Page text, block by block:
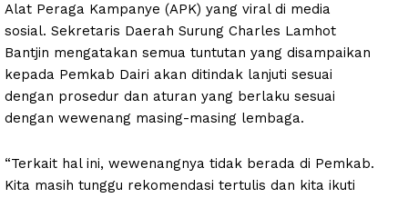
Alat Peraga Kampanye (APK) yang viral di media
sosial. Sekretaris Daerah Surung Charles Lamhot
Bantjin mengatakan semua tuntutan yang disampaikan
kepada Pemkab Dairi akan ditindak lanjuti sesuai
dengan prosedur dan aturan yang berlaku sesuai
dengan wewenang masing-masing lembaga.
“Terkait hal ini, wewenangnya tidak berada di Pemkab.
Kita masih tunggu rekomendasi tertulis dan kita ikuti